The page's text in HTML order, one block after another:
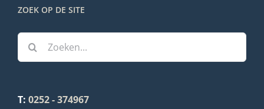
ZOEK OP DE SITE
Zoeken
naar:
T: 0252 - 374967